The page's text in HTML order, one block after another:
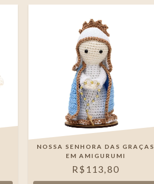
NOSSA SENHORA DAS GRAÇAS
EM AMIGURUMI
R$113,80